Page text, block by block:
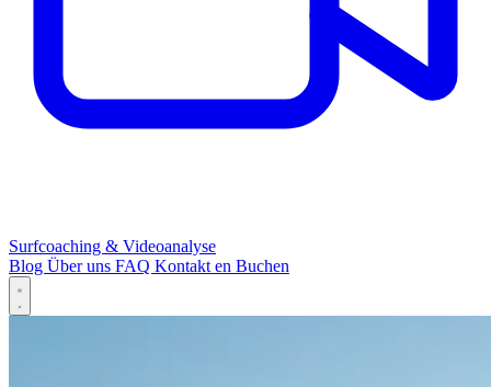
Surfcoaching & Videoanalyse
Blog Über uns FAQ Kontakten Buchen